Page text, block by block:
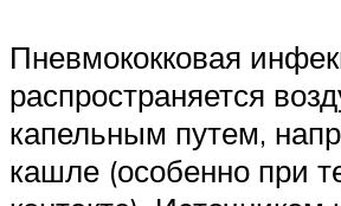
Пневмококковая
распространяется
капельным путем,
кашле (особенно при